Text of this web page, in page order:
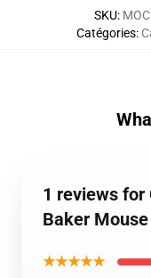
SKU:
Catégories:
1 reviews for
Baker
★★★★★